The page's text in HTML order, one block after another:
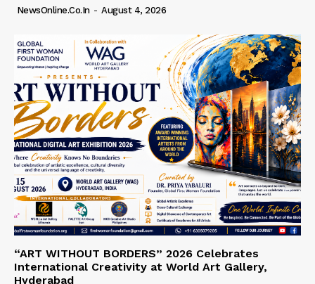
NewsOnline.co.in - August 4, 2026
“ART WITHOUT BORDERS” 2026 Celebrates
International Creativity at World Art Gallery,
Hyderabad